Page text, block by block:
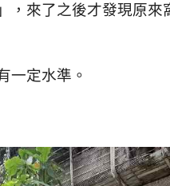
，來了之後才發現原
一定水準。